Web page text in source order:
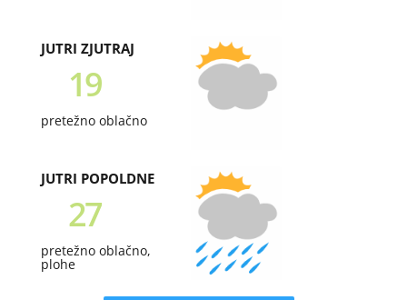
JUTRI ZJUTRAJ
19
pretežno oblačno
JUTRI POPOLDNE
27
pretežno oblačno,
plohe